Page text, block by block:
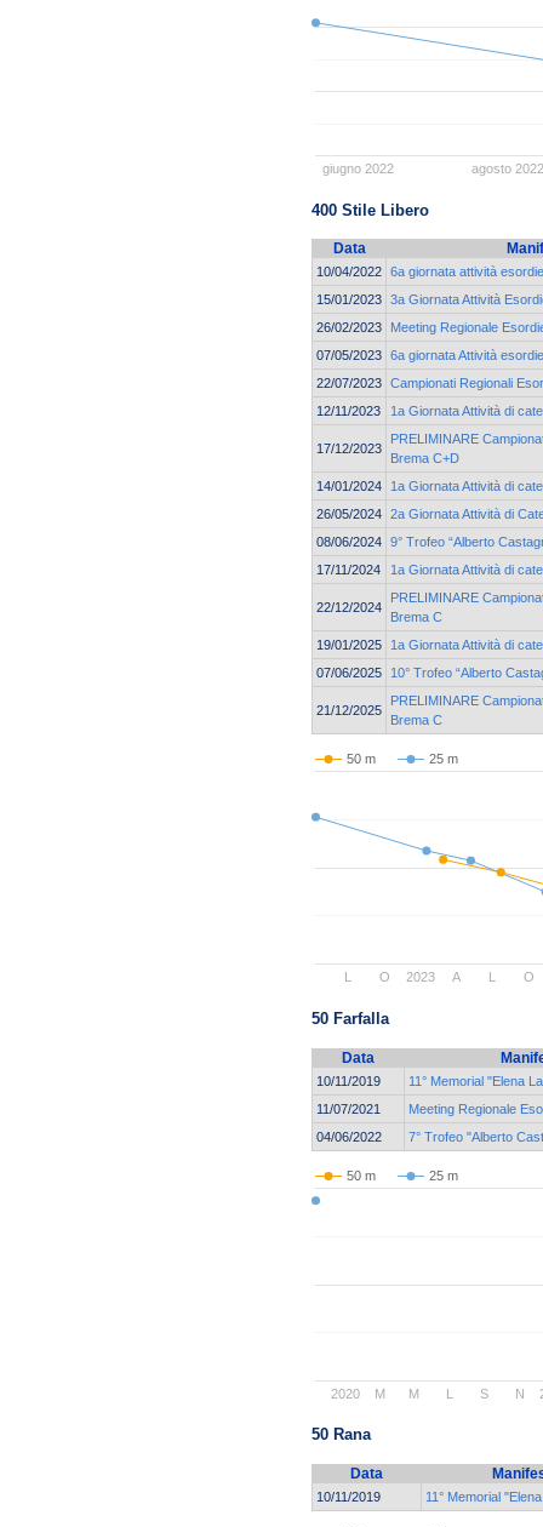
giugno 2022 agosto
400 Stile Libero
Data
10/04/2022 6a giornata attività
15/01/2023 3a Giornata Attività
26/02/2023
Meeting Regionale
07/05/2023 6a giornata Attività
22/07/2023 Campionati Regionali
12/11/2023
1a Giornata Attività di
17/12/2023
PRELIMINARE
Brema C+D
14/01/2024
1a Giornata Attività di
26/05/2024 2a Giornata Attività di
08/06/2024 9° Trofeo “Alberto
17/11/2024
1a Giornata Attività di
22/12/2024
PRELIMINARE
Brema C
19/01/2025
1a Giornata Attività di
07/06/2025
10° Trofeo “Alberto
21/12/2025
PRELIMINARE
Brema C
50 m 25 m
2023
O A O
50 Farfalla
Data
10/11/2019
11° Memorial "Elena
11/07/2021
Meeting Regionale
04/06/2022
7° Trofeo "Alberto
50 m 25 m
2020 M M L S N
50 Rana
Data
10/11/2019 11° Memorial